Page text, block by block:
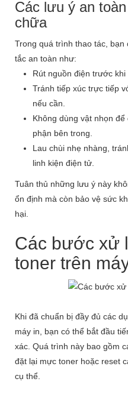
Các lưu ý an
chữa
Trong quá trình thao tác, bạn
tắc an toàn như:
Rút nguồn điện trước
Tránh tiếp xúc trực tiếp
nếu cần.
Không dùng vật nhọn
phận bên trong.
Lau chùi nhẹ nhàng,
linh kiện điện tử.
Tuân thủ những lưu ý này
ổn định mà còn bảo vệ sức
hại.
Các bước xử
toner trên
Khi đã chuẩn bị đầy đủ các
máy in, bạn có thể bắt đầu
xác. Quá trình này bao gồm
đặt lại mực toner hoặc reset
cụ thể.